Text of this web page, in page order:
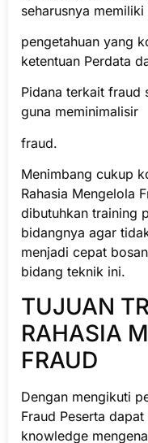
seharusnya memiliki
pengetahuan yang
ketentuan Perdata
Pidana terkait fraud
guna meminimalisir
fraud.
Menimbang cukup
Rahasia Mengelola
dibutuhkan training
bidangnya agar
menjadi cepat
bidang teknik ini.
TUJUAN
RAHASIA
FRAUD
Dengan mengikuti
Fraud Peserta
knowledge